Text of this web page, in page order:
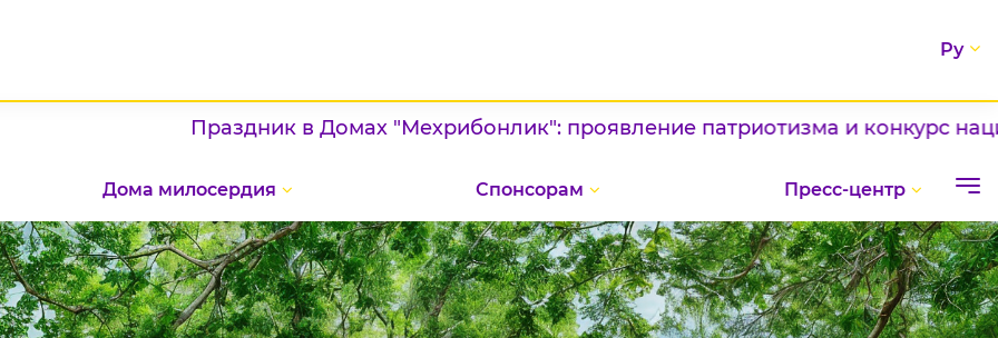
Ру
Праздник в Домах "Мехрибонлик": проявление патриотизма и конкурс
Дома милосердия Спонсорам Пресс-центр